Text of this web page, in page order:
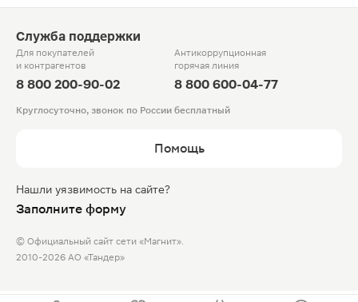
Служба поддержки
Для покупателей
и контрагентов
8 800 200-90-02
Антикоррупционная
горячая линия
8 800 600-04-77
Круглосуточно, звонок по России бесплатный
Помощь
Нашли уязвимость на сайте?
Заполните форму
© Официальный сайт сети «Магнит».
2010-2026 АО «Тандер»